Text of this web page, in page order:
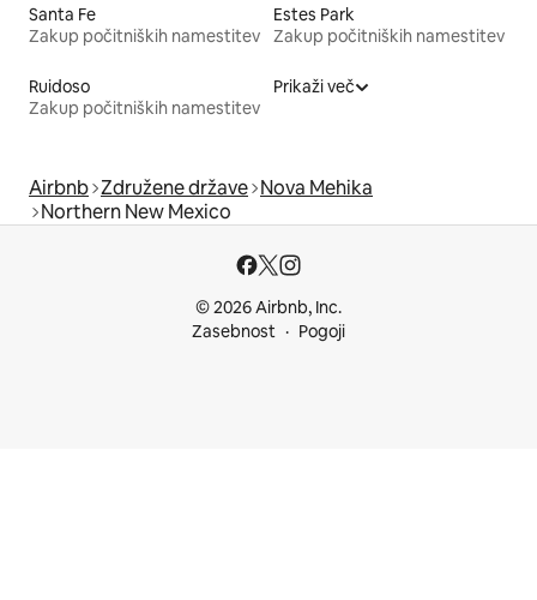
Santa Fe
Zakup počitniških namestitev
Estes Park
Zakup počitniških namestitev
Ruidoso
Zakup počitniških namestitev
Prikaži več
Airbnb Združene države Nova Mehika
Northern New Mexico
© 2026 Airbnb, Inc.
Zasebnost
Pogoji